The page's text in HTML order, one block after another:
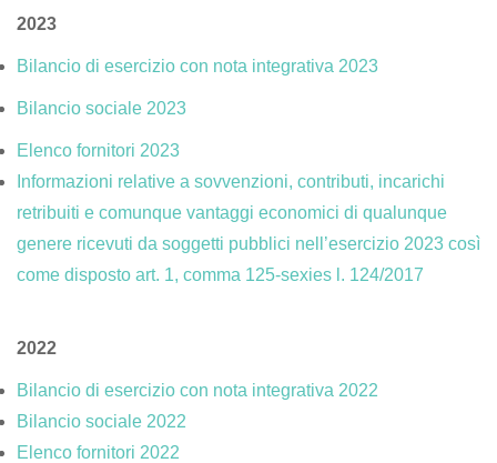
2023
Bilancio di esercizio con nota integrativa 2023
Bilancio sociale 2023
Elenco fornitori 2023
Informazioni relative a sovvenzioni, contributi, incarichi
retribuiti e comunque vantaggi economici di qualunque
genere ricevuti da soggetti pubblici nell’esercizio 2023 così
come disposto art. 1, comma 125-sexies l. 124/2017
2022
Bilancio di esercizio con nota integrativa 2022
Bilancio sociale 2022
Elenco fornitori 2022